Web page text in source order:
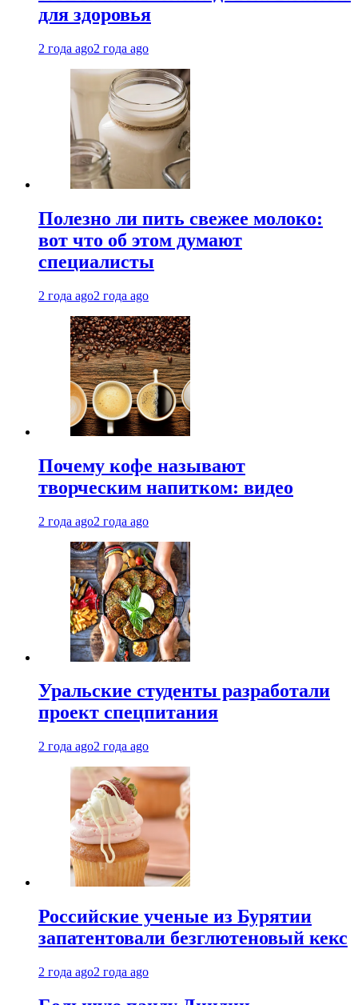
для здоровья
2 года ago2 года ago
Полезно ли пить свежее молоко:
вот что об этом думают
специалисты
2 года ago2 года ago
Почему кофе называют
творческим напитком: видео
2 года ago2 года ago
Уральские студенты разработали
проект спецпитания
2 года ago2 года ago
Российские ученые из Бурятии
запатентовали безглютеновый кекс
2 года ago2 года ago